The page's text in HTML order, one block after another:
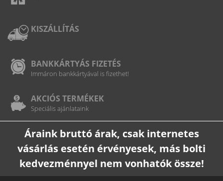
KISZÁLLÍTÁS
BANKKÁRTYÁS FIZETÉS
Immáron bankkártyával is fizethet!
AKCIÓS TERMÉKEK
Speciális ajánlataink
Áraink bruttó árak, csak internetes
vásárlás esetén érvényesek, más bolti
kedvezménnyel nem vonhatók össze!